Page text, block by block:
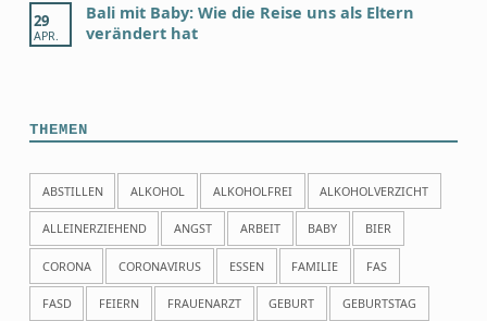
29
APR.
Bali mit Baby: Wie die Reise uns als Eltern
verändert hat
THEMEN
ABSTILLEN ALKOHOL ALKOHOLFREI ALKOHOLVERZICHT
ALLEINERZIEHEND ANGST ARBEIT BABY BIER
CORONA CORONAVIRUS ESSEN FAMILIE FAS
FASD FEIERN FRAUENARZT GEBURT GEBURTSTAG